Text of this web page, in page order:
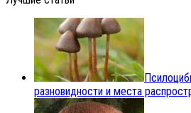
разновидности и места